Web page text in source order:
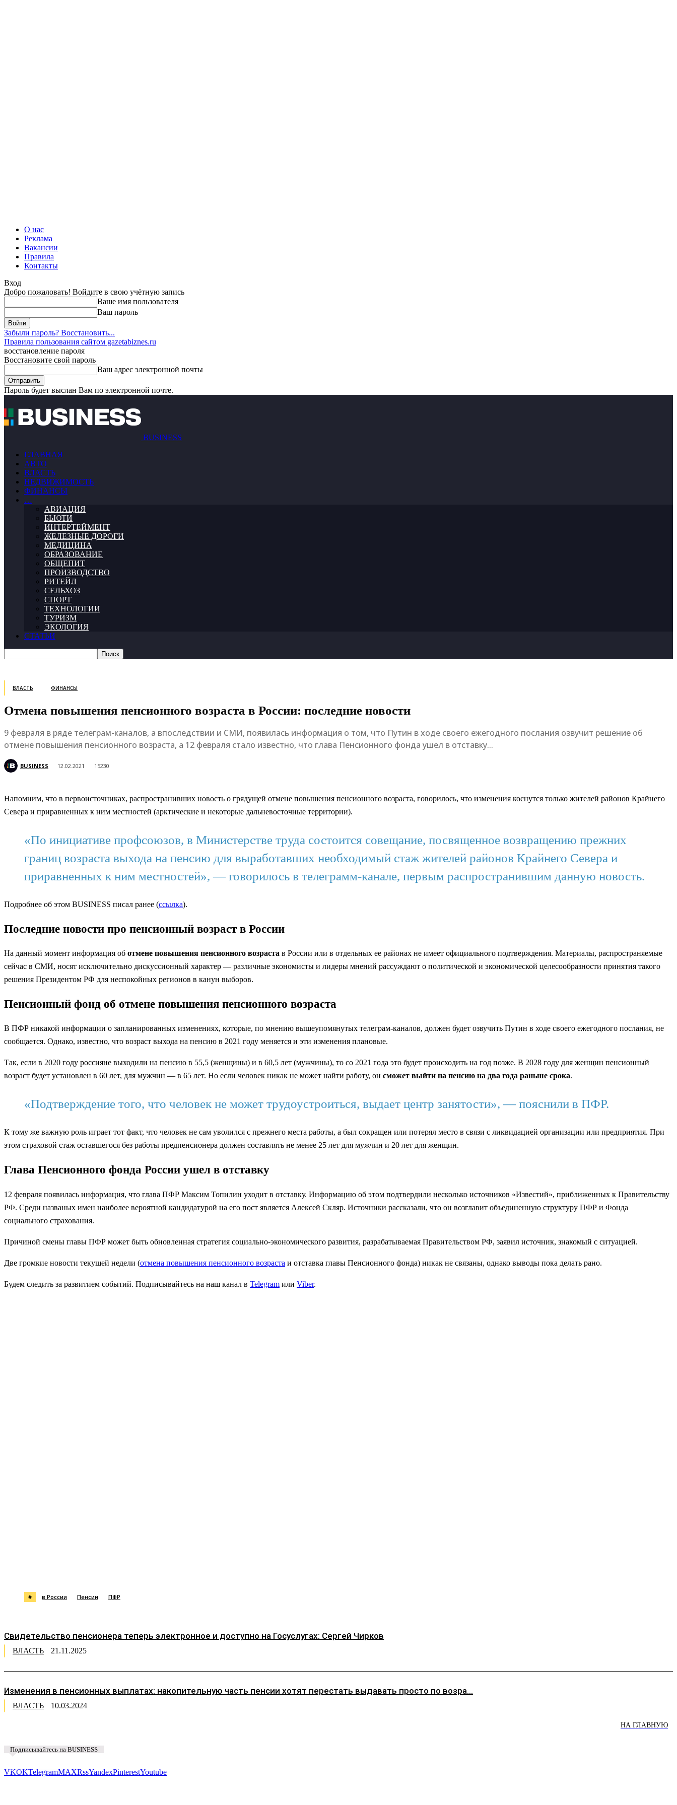
О нас
Реклама
Вакансии
Правила
Контакты
Вход
Добро пожаловать! Войдите в свою учётную запись
Ваше имя пользователя
Ваш пароль
Забыли пароль? Восстановить...
Правила пользования сайтом gazetabiznes.ru
восстановление пароля
Восстановите свой пароль
Ваш адрес электронной почты
Пароль будет выслан Вам по электронной почте.
BUSINESS
ГЛАВНАЯ
АВТО
ВЛАСТЬ
НЕДВИЖИМОСТЬ
ФИНАНСЫ
…
АВИАЦИЯ
БЬЮТИ
ИНТЕРТЕЙМЕНТ
ЖЕЛЕЗНЫЕ ДОРОГИ
МЕДИЦИНА
ОБРАЗОВАНИЕ
ОБЩЕПИТ
ПРОИЗВОДСТВО
РИТЕЙЛ
СЕЛЬХОЗ
СПОРТ
ТЕХНОЛОГИИ
ТУРИЗМ
ЭКОЛОГИЯ
СТАТЬИ
ВЛАСТЬ ФИНАНСЫ
Отмена повышения пенсионного возраста в России: последние новости
9 февраля в ряде телеграм-каналов, а впоследствии и СМИ, появилась информация о том, что Путин в ходе своего ежегодного послания озвучит решение об
отмене повышения пенсионного возраста, а 12 февраля стало известно, что глава Пенсионного фонда ушел в отставку...
BUSINESS 12.02.2021 15230
Напомним, что в первоисточниках, распространивших новость о грядущей отмене повышения пенсионного возраста, говорилось, что изменения коснутся только жителей районов Крайнего
Севера и приравненных к ним местностей (арктические и некоторые дальневосточные территории).
«По инициативе профсоюзов, в Министерстве труда состоится совещание, посвященное возвращению прежних
границ возраста выхода на пенсию для выработавших необходимый стаж жителей районов Крайнего Севера и
приравненных к ним местностей», — говорилось в телеграмм-канале, первым распространившим данную новость.
Подробнее об этом BUSINESS писал ранее (ссылка).
Последние новости про пенсионный возраст в России
На данный момент информация об отмене повышения пенсионного возраста в России или в отдельных ее районах не имеет официального подтверждения. Материалы, распространяемые
сейчас в СМИ, носят исключительно дискуссионный характер — различные экономисты и лидеры мнений рассуждают о политической и экономической целесообразности принятия такого
решения Президентом РФ для неспокойных регионов в канун выборов.
Пенсионный фонд об отмене повышения пенсионного возраста
В ПФР никакой информации о запланированных изменениях, которые, по мнению вышеупомянутых телеграм-каналов, должен будет озвучить Путин в ходе своего ежегодного послания, не
сообщается. Однако, известно, что возраст выхода на пенсию в 2021 году меняется и эти изменения плановые.
Так, если в 2020 году россияне выходили на пенсию в 55,5 (женщины) и в 60,5 лет (мужчины), то со 2021 года это будет происходить на год позже. В 2028 году для женщин пенсионный
возраст будет установлен в 60 лет, для мужчин — в 65 лет. Но если человек никак не может найти работу, он сможет выйти на пенсию на два года раньше срока.
«Подтверждение того, что человек не может трудоустроиться, выдает центр занятости», — пояснили в ПФР.
К тому же важную роль играет тот факт, что человек не сам уволился с прежнего места работы, а был сокращен или потерял место в связи с ликвидацией организации или предприятия. При
этом страховой стаж оставшегося без работы предпенсионера должен составлять не менее 25 лет для мужчин и 20 лет для женщин.
Глава Пенсионного фонда России ушел в отставку
12 февраля появилась информация, что глава ПФР Максим Топилин уходит в отставку. Информацию об этом подтвердили несколько источников «Известий», приближенных к Правительству
РФ. Среди названых имен наиболее вероятной кандидатурой на его пост является Алексей Скляр. Источники рассказали, что он возглавит объединенную структуру ПФР и Фонда
социального страхования.
Причиной смены главы ПФР может быть обновленная стратегия социально-экономического развития, разрабатываемая Правительством РФ, заявил источник, знакомый с ситуацией.
Две громкие новости текущей недели (отмена повышения пенсионного возраста и отставка главы Пенсионного фонда) никак не связаны, однако выводы пока делать рано.
Будем следить за развитием событий. Подписывайтесь на наш канал в Telegram или Viber.
# в России Пенсии ПФР
Свидетельство пенсионера теперь электронное и доступно на Госуслугах: Сергей Чирков
ВЛАСТЬ 21.11.2025
Изменения в пенсионных выплатах: накопительную часть пенсии хотят перестать выдавать просто по возра...
ВЛАСТЬ 10.03.2024
НА ГЛАВНУЮ
Подписывайтесь на BUSINESS
VKOKTelegramMAXRssYandexPinterestYoutube